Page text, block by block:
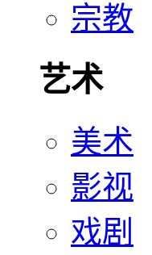
宗教
艺术
美术
影视
戏剧